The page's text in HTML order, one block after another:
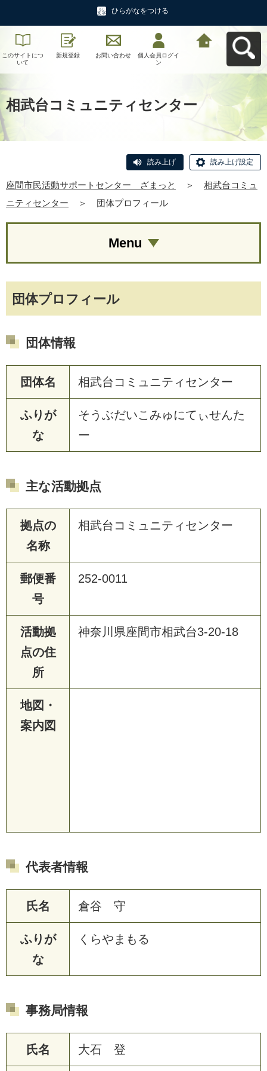
ひらがなをつける
このサイトにつ
いて
新規登録 お問い合わせ
個人会員ログイ
ン
相武台コミュニティセンター
読み上げ 読み上げ設定
座間市民活動サポートセンター ざまっと ＞
相武台コミュ
ニティセンター
＞ 団体プロフィール
団体プロフィール
団体情報
団体名 相武台コミュニティセンター
ふりが
な
そうぶだいこみゅにてぃせんた
ー
主な活動拠点
拠点の
名称
相武台コミュニティセンター
郵便番
号
252-0011
活動拠
点の住
所
神奈川県座間市相武台3-20-18
地図・
案内図
代表者情報
氏名 倉谷 守
ふりが
な
くらやまもる
事務局情報
氏名 大石 登
Menu